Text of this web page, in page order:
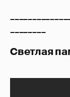
________
Светлая